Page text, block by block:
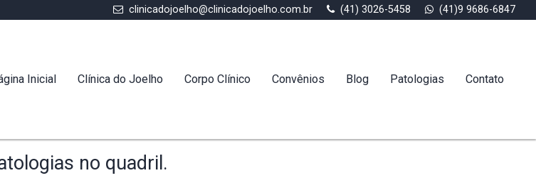
clinicadojoelho@clinicadojoelho.com.br (41) 3026-5458 (41)9 9686-6847
Inicial Clínica do Joelho Corpo Clínico Convênios Blog Patologias Contato
no quadril.